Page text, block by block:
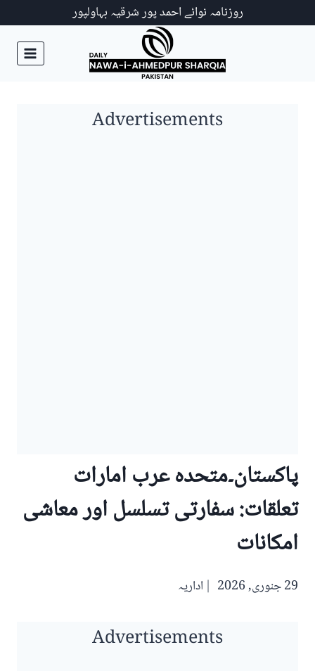
روزنامہ نوائے احمد پور شرقیہ بہاولپور
Advertisements
پاکستان۔متحدہ عرب امارات
تعلقات: سفارتی تسلسل اور معاشی
امکانات
29 جنوری, 2026 اداریہ
Advertisements